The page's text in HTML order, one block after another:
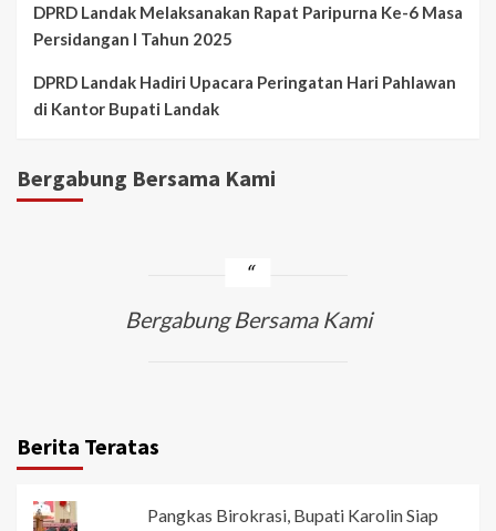
DPRD Landak Melaksanakan Rapat Paripurna Ke-6 Masa
Persidangan I Tahun 2025
DPRD Landak Hadiri Upacara Peringatan Hari Pahlawan
di Kantor Bupati Landak
Bergabung Bersama Kami
Bergabung Bersama Kami
Berita Teratas
Pangkas Birokrasi, Bupati Karolin Siap